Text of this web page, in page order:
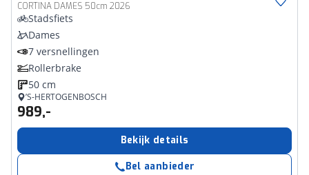
CORTINA DAMES 50cm 2026
Stadsfiets
Dames
7 versnellingen
Rollerbrake
50 cm
’S-HERTOGENBOSCH
989,-
Bekijk details
Bel aanbieder